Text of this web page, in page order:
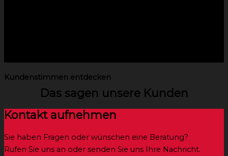
Kundenstimmen entdecken
Das sagen unsere Kunden
Kontakt aufnehmen
Sie haben Fragen oder wünschen eine Beratung?
Rufen Sie uns an oder senden Sie uns Ihre Nachricht.